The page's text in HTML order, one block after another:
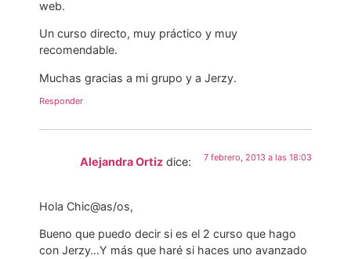
web.
Un curso directo, muy práctico y muy
recomendable.
Muchas gracias a mi grupo y a Jerzy.
Responder
Alejandra Ortiz dice: 7 febrero, 2013 a las 18:03
Hola Chic@as/os,
Bueno que puedo decir si es el 2 curso que hago
con Jerzy…Y más que haré si haces uno avanzado